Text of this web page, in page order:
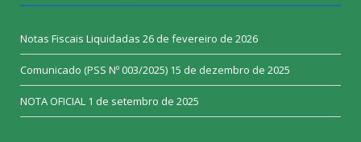
Notas Fiscais Liquidadas 26 de fevereiro de 2026
Comunicado (PSS Nº 003/2025) 15 de dezembro de 2025
NOTA OFICIAL 1 de setembro de 2025